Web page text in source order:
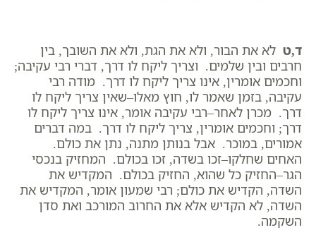
ד,ט לא את הבור, ולא את הגת, ולא את השובך, בין
חרבים ובין שלמים. וצריך ליקח לו דרך, דברי רבי עקיבה;
וחכמים אומרין, אינו צריך ליקח לו דרך. מודה רבי
עקיבה, בזמן שאמר לו, חוץ מאלו–שאין צריך ליקח לו
דרך. מכרן לאחר–רבי עקיבה אומר, אינו צריך ליקח לו
דרך; וחכמים אומרין, צריך ליקח לו דרך. במה דברים
אמורים, במוכר. אבל בנותן מתנה, נתן את כולם.
האחים שחלקו–זכו בשדה, זכו בכולם. המחזיק בנכסי
הגר–החזיק כל שהוא, החזיק בכולם. המקדיש את
השדה, הקדיש את כולם; רבי שמעון אומר, המקדיש את
השדה, לא הקדיש אלא את החרוב המורכב ואת סדן
השקמה.